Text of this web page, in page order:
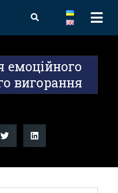
емоційного
вигорання